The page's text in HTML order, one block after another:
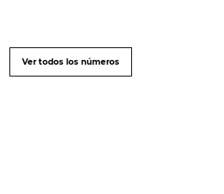
Ver todos los números